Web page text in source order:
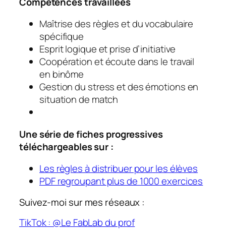
Maîtrise des règles et du vocabulaire
spécifique
Esprit logique et prise d’initiative
Coopération et écoute dans le travail
en binôme
Gestion du stress et des émotions en
situation de match
Une série de fiches progressives
téléchargeables sur :
Les règles à distribuer pour les élèves
PDF regroupant plus de 1000 exercices
Suivez-moi sur mes réseaux :
TikTok : @Le FabLab du prof